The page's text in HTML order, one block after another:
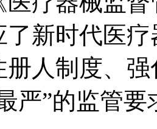
了新时代医
册人制度、
严”的监管